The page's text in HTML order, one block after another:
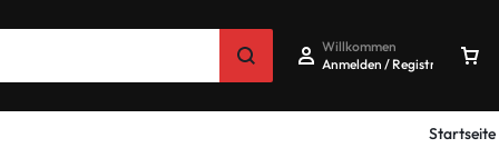
Willkommen
Anmelden / Registrieren
Startseite